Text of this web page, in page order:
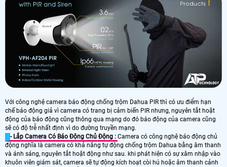
Với công nghệ camera báo động chống trộm Dahua PIR thì có ưu điểm hạn
chế báo động giả vì camera có trang bị cảm biến PIR nhưng, nguyên tắt hoặt
động của báo động cũng thông qua mạng do đó báo động của camera cũng
sẽ có độ trễ nhất định vì do đường truyền mạng.
- Lắp Camera Có Báo Động Chủ Động : Camera có công nghệ báo động chủ
động nghĩa là camera có khả năng tự động chống trộm Dahua bằng âm thanh
và ánh sáng, nguyên tắt hoặt động như sau. khi phát hiện có sự xâm nhập vào
khuôn viên giám sát, camera sẽ tự động kích hoạt còi hú hoặc âm thanh cảnh